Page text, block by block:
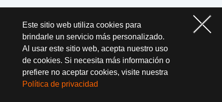
Este sitio web utiliza cookies para
brindarle un servicio más personalizado.
Al usar este sitio web, acepta nuestro uso
de cookies. Si necesita más información o
prefiere no aceptar cookies, visite nuestra
Política de privacidad